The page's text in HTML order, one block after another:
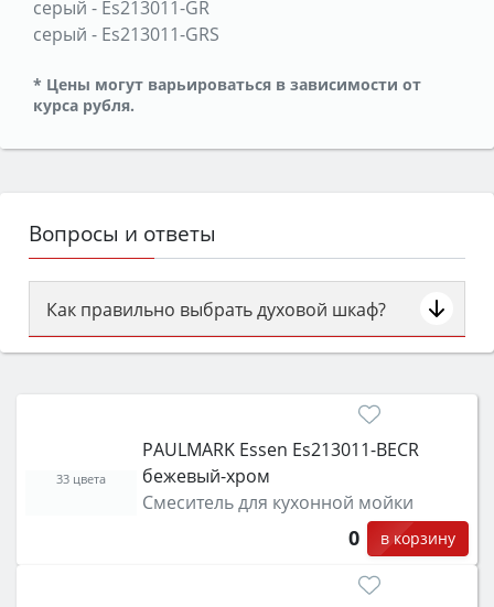
серый - Es213011-GR
серый - Es213011-GRS
* Цены могут варьироваться в зависимости от
курса рубля.
Вопросы и ответы
Как правильно выбрать духовой шкаф?
Сначала определитесь с типом (газовый или
затем смотрите на объём 50–70 л для семьи,
функции (конвекция, гриль, самоочистка,
защита от детей).
PAULMARK Essen Es213011-BECR
бежевый-хром
Смеситель для кухонной мойки
0 в корзину
33 цвета